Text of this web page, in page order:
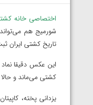
اختصاصی خانه
شورمیج هم
تاریخ کشتی ایران
این عکس دقیقا
کشتی می‌ماند و
یزدانی پخته،